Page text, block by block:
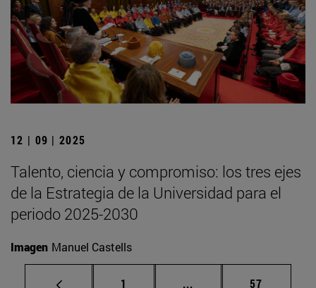
12 | 09 | 2025
Talento, ciencia y compromiso: los tres ejes
de la Estrategia de la Universidad para el
periodo 2025-2030
Imagen Manuel Castells
Página
1 ... Páginas intermedias
Página
57